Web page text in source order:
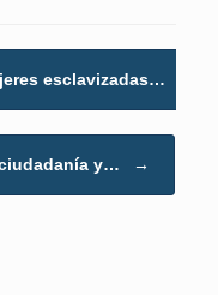
esclavizadas…
y… →